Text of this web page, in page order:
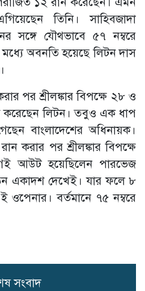
তিনি। সাহিবজাদা
সঙ্গে যৌথভাবে ৫৭ নম্বরে
অবনতি হয়েছে লিটন দাস
পর শ্রীলঙ্কার বিপক্ষে ২৮ ও
করেছেন লিটন। তবুও এক ধাপ
বাংলাদেশের অধিনায়ক।
করার পর শ্রীলঙ্কার বিপক্ষে
আউট হয়েছিলেন পারভেজ
একাদশ দেখেই। যার ফলে ৮
ওপেনার। বর্তমানে ৭৫ নম্বরে
সংবাদ